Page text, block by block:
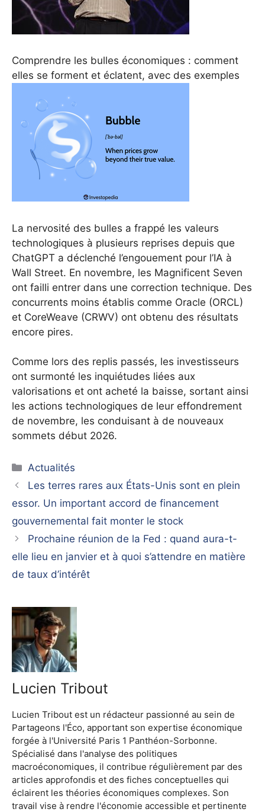
Comprendre les bulles économiques : comment
elles se forment et éclatent, avec des exemples
La nervosité des bulles a frappé les valeurs
technologiques à plusieurs reprises depuis que
ChatGPT a déclenché l’engouement pour l’IA à
Wall Street. En novembre, les Magnificent Seven
ont failli entrer dans une correction technique. Des
concurrents moins établis comme Oracle (ORCL)
et CoreWeave (CRWV) ont obtenu des résultats
encore pires.
Comme lors des replis passés, les investisseurs
ont surmonté les inquiétudes liées aux
valorisations et ont acheté la baisse, sortant ainsi
les actions technologiques de leur effondrement
de novembre, les conduisant à de nouveaux
sommets début 2026.
Catégories
Actualités
Les terres rares aux États-Unis sont en plein
essor. Un important accord de financement
gouvernemental fait monter le stock
Prochaine réunion de la Fed : quand aura-t-
elle lieu en janvier et à quoi s’attendre en matière
de taux d’intérêt
Lucien Tribout
Lucien Tribout est un rédacteur passionné au sein de
Partageons l'Éco, apportant son expertise économique
forgée à l'Université Paris 1 Panthéon-Sorbonne.
Spécialisé dans l'analyse des politiques
macroéconomiques, il contribue régulièrement par des
articles approfondis et des fiches conceptuelles qui
éclairent les théories économiques complexes. Son
travail vise à rendre l'économie accessible et pertinente